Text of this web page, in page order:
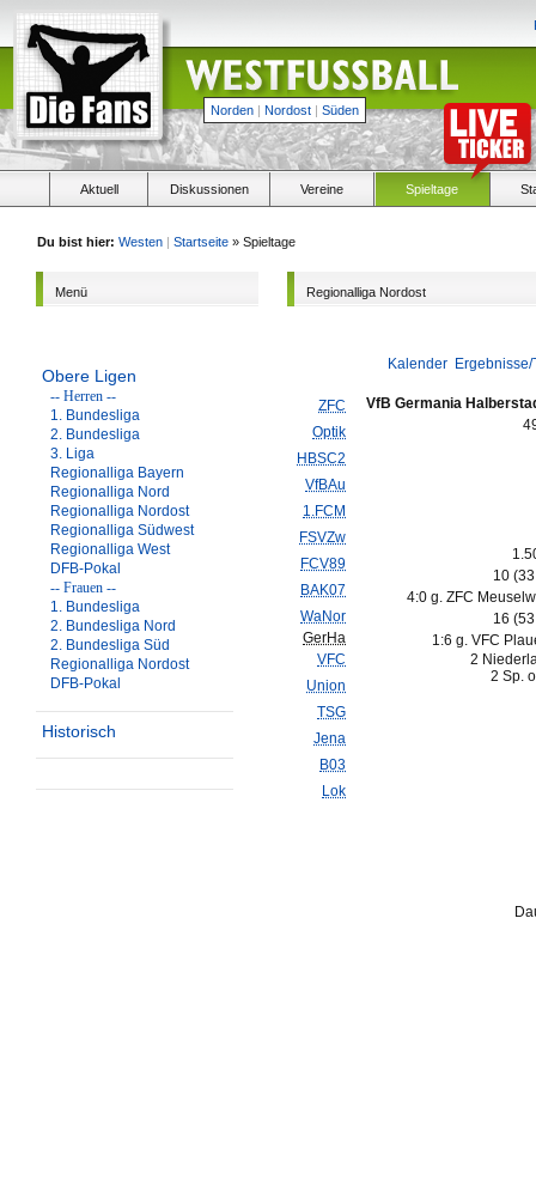
Norden | Nordost | Süden
Aktuell Diskussionen Vereine Spieltage
Du bist hier: Westen | Startseite » Spieltage
Menü
Obere Ligen
-- Herren --
1. Bundesliga
2. Bundesliga
3. Liga
Regionalliga Bayern
Regionalliga Nord
Regionalliga Nordost
Regionalliga Südwest
Regionalliga West
DFB-Pokal
-- Frauen --
1. Bundesliga
2. Bundesliga Nord
2. Bundesliga Süd
Regionalliga Nordost
DFB-Pokal
Historisch
Regionalliga Nordost
Kalender
ZFC
Optik
HBSC2
VfBAu
1.FCM
FSVZw
FCV89
BAK07
WaNor
GerHa
VFC
Union
TSG
Jena
B03
Lok
VfB Germania
10
4:0 g. ZFC
16
1:6 g. VFC
2
2 Sp.